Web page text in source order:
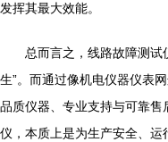
发挥其最大效能。
总而言之，线路故障测试
生”。而通过像机电仪器仪表
品质仪器、专业支持与可靠
仪，本质上是为生产安全、